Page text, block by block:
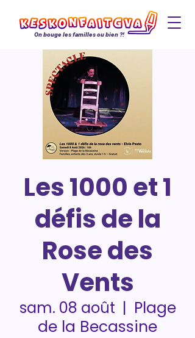
On bouge les familles ou bien ?!
Les 1000 et 1
défis de la
Rose des
Vents
sam. 08 août
  |
Plage
de la Becassine